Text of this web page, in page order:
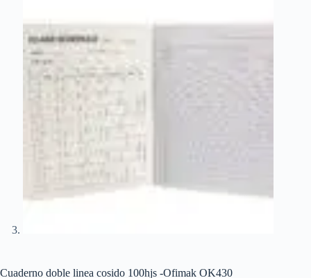
Cuaderno doble linea cosido 100hjs -Ofimak OK430